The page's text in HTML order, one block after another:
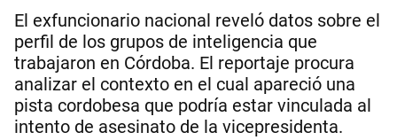
El exfuncionario nacional reveló datos sobre el
perfil de los grupos de inteligencia que
trabajaron en Córdoba. El reportaje procura
analizar el contexto en el cual apareció una
pista cordobesa que podría estar vinculada al
intento de asesinato de la vicepresidenta.